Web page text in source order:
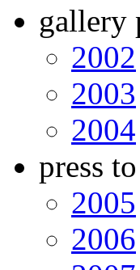
gallery
2002
2003
2004
press
2005
2006